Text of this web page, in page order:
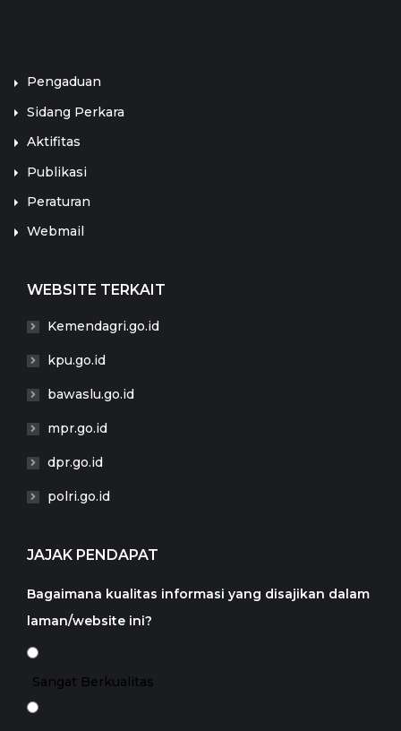
Pengaduan
Sidang Perkara
Aktifitas
Publikasi
Peraturan
Webmail
WEBSITE TERKAIT
Kemendagri.go.id
kpu.go.id
bawaslu.go.id
mpr.go.id
dpr.go.id
polri.go.id
JAJAK PENDAPAT
Bagaimana kualitas informasi yang disajikan dalam
laman/website ini?
Sangat Berkualitas